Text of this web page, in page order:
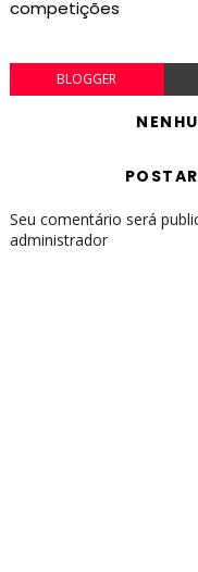
competições
BLOGGER
Seu comentário será
administrador